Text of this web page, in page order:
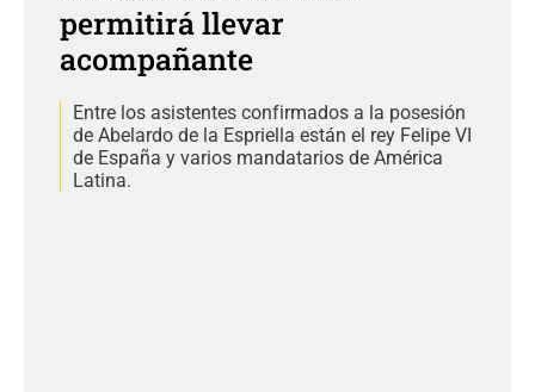
permitirá llevar
acompañante
Entre los asistentes confirmados a la posesión
de Abelardo de la Espriella están el rey Felipe VI
de España y varios mandatarios de América
Latina.